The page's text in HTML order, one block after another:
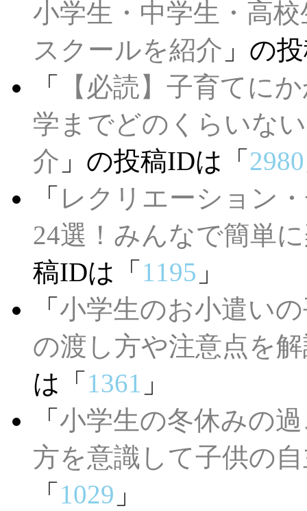
小学生・中学生・高
スクールを紹介 」の
「
【必読】子育てに
学までどのくらいな
介 」の投稿IDは「 2980
「 レクリエーション
24選！みんなで簡単
稿IDは「 1195 」
「 小学生のお小遣い
の渡し方や注意点を
は「 1361 」
「 小学生の冬休みの
方を意識して子供の
「 1029 」